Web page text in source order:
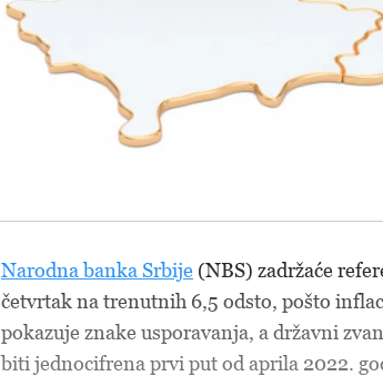
Narodna banka Srbije (NBS) zadržaće
četvrtak na trenutnih 6,5 odsto, pošto
pokazuje znake usporavanja, a državni
biti jednocifrena prvi put od aprila 2022.